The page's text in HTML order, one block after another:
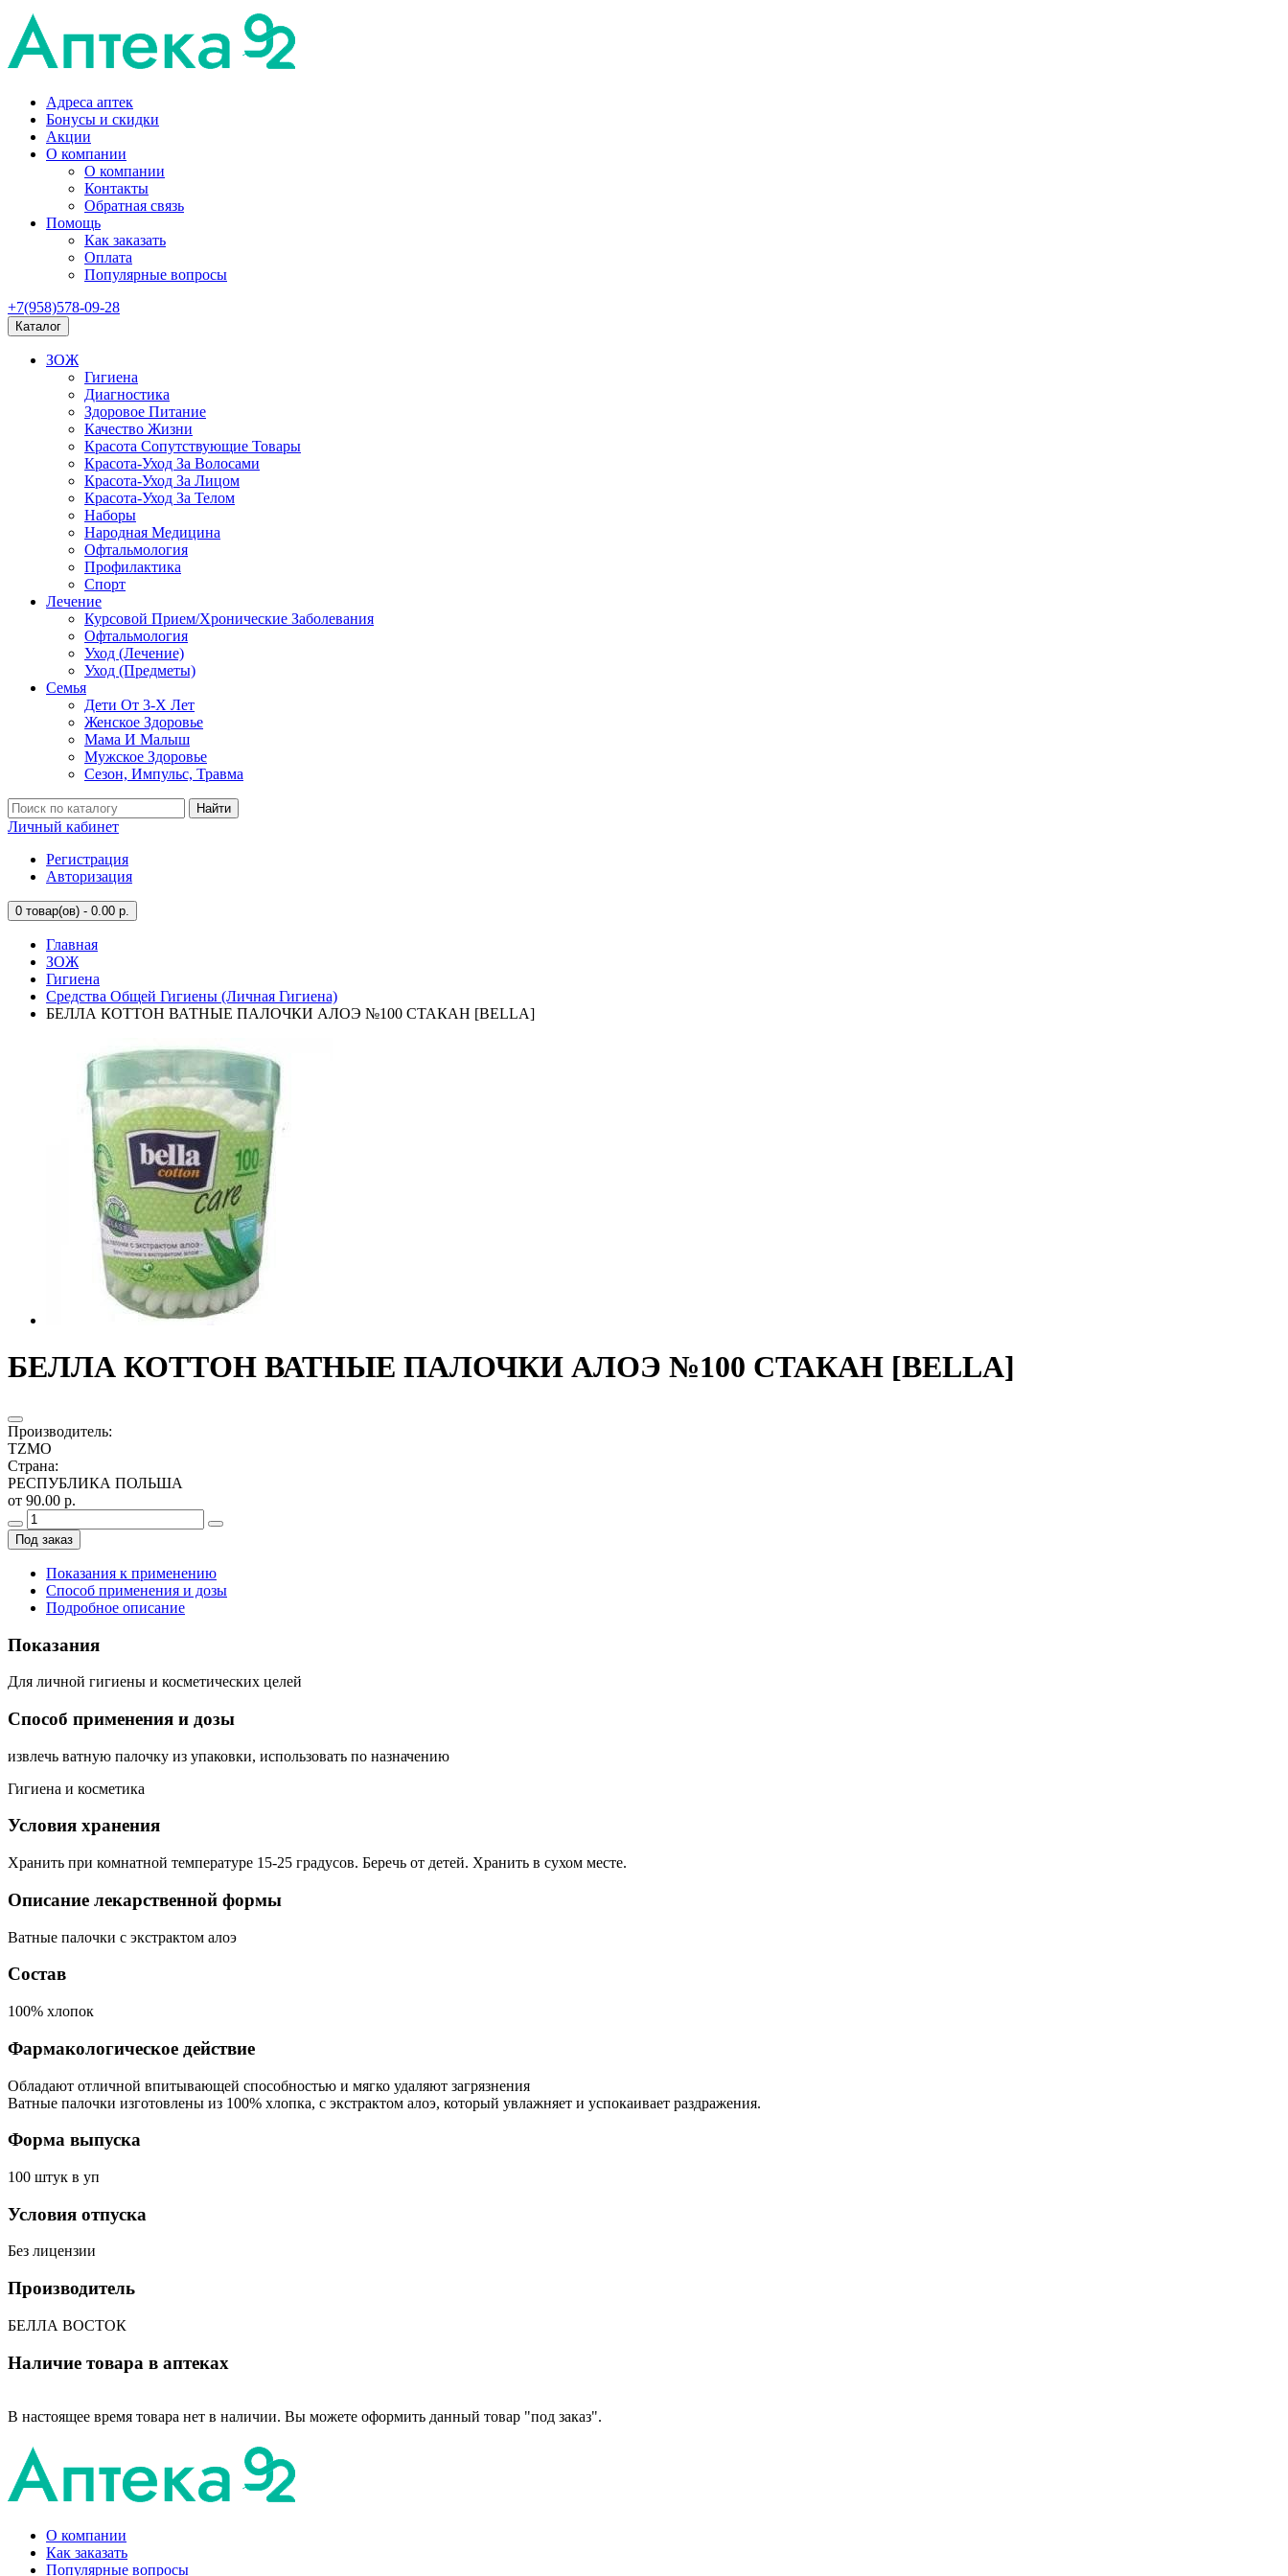
Адреса аптек
Бонусы и скидки
Акции
О компании
О компании
Контакты
Обратная связь
Помощь
Как заказать
Оплата
Популярные вопросы
+7(958)578-09-28
Каталог
ЗОЖ
Гигиена
Диагностика
Здоровое Питание
Качество Жизни
Красота Сопутствующие Товары
Красота-Уход За Волосами
Красота-Уход За Лицом
Красота-Уход За Телом
Наборы
Народная Медицина
Офтальмология
Профилактика
Спорт
Лечение
Курсовой Прием/Хронические Заболевания
Офтальмология
Уход (Лечение)
Уход (Предметы)
Семья
Дети От 3-Х Лет
Женское Здоровье
Мама И Малыш
Мужское Здоровье
Сезон, Импульс, Травма
Найти
Личный кабинет
Регистрация
Авторизация
0 товар(ов) - 0.00 р.
Главная
ЗОЖ
Гигиена
Средства Общей Гигиены (Личная Гигиена)
БЕЛЛА КОТТОН ВАТНЫЕ ПАЛОЧКИ АЛОЭ №100 СТАКАН [BELLA]
БЕЛЛА КОТТОН ВАТНЫЕ ПАЛОЧКИ АЛОЭ №100 СТАКАН [BELLA]
Производитель:
TZMO
Страна:
РЕСПУБЛИКА ПОЛЬША
от 90.00 р.
Под заказ
Показания к применению
Способ применения и дозы
Подробное описание
Показания
Для личной гигиены и косметических целей
Способ применения и дозы
извлечь ватную палочку из упаковки, использовать по назначению
Гигиена и косметика
Условия хранения
Хранить при комнатной температуре 15-25 градусов. Беречь от детей. Хранить в сухом месте.
Описание лекарственной формы
Ватные палочки с экстрактом алоэ
Состав
100% хлопок
Фармакологическое действие
Обладают отличной впитывающей способностью и мягко удаляют загрязнения
Ватные палочки изготовлены из 100% хлопка, с экстрактом алоэ, который увлажняет и успокаивает раздражения.
Форма выпуска
100 штук в уп
Условия отпуска
Без лицензии
Производитель
БЕЛЛА ВОСТОК
Наличие товара в аптеках
В настоящее время товара нет в наличии. Вы можете оформить данный товар "под заказ".
О компании
Как заказать
Популярные вопросы